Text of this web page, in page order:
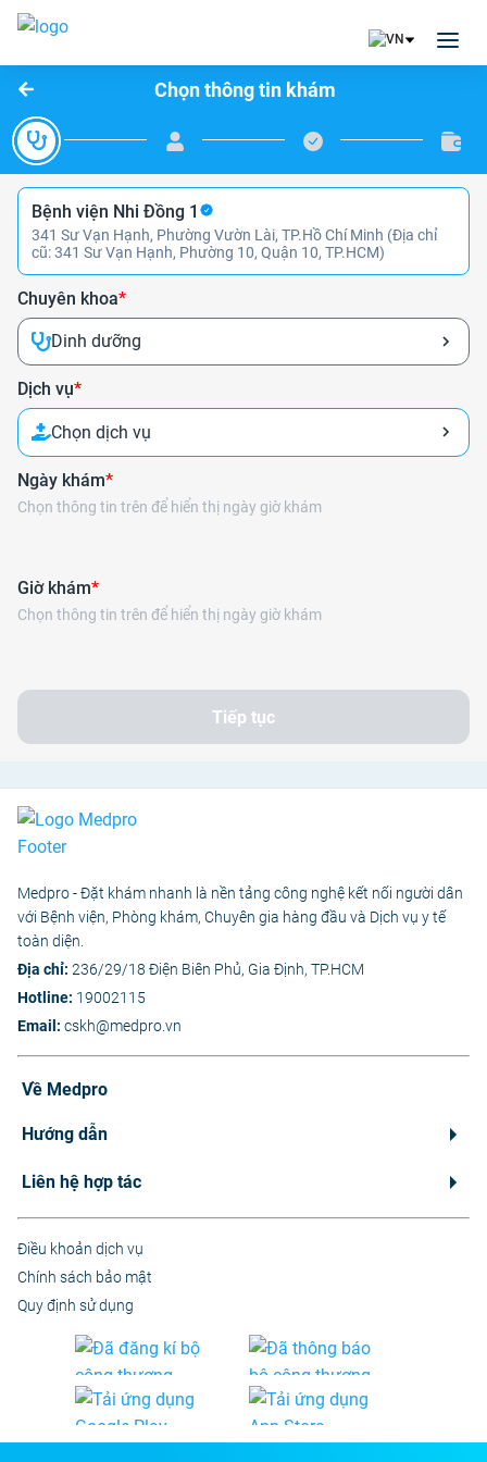
Chọn thông tin khám
Bệnh viện Nhi Đồng 1
341 Sư Vạn Hạnh, Phường Vườn Lài, TP.Hồ Chí Minh (Địa chỉ
cũ: 341 Sư Vạn Hạnh, Phường 10, Quận 10, TP.HCM)
Chuyên khoa*
Dinh dưỡng
Dịch vụ*
Chọn dịch vụ
Ngày khám*
Chọn thông tin trên để hiển thị ngày giờ khám
Giờ khám*
Chọn thông tin trên để hiển thị ngày giờ khám
Tiếp tục
Medpro - Đặt khám nhanh là nền tảng công nghệ kết nối người dân
với Bệnh viện, Phòng khám, Chuyên gia hàng đầu và Dịch vụ y tế
toàn diện.
Địa chỉ: 236/29/18 Điện Biên Phủ, Gia Định, TP.HCM
Hotline: 19002115
Email: cskh@medpro.vn
Về Medpro
Hướng dẫn
Liên hệ hợp tác
Điều khoản dịch vụ
Chính sách bảo mật
Quy định sử dụng